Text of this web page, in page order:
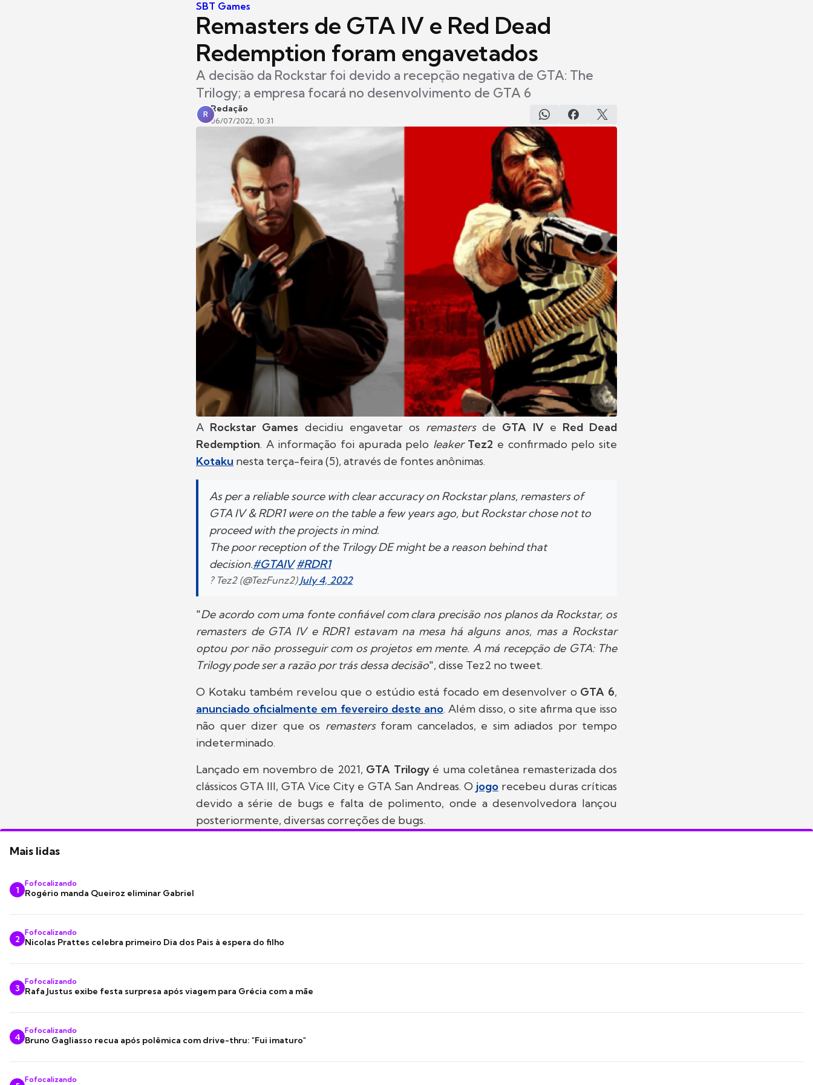
SBT Games
Remasters de GTA IV e Red Dead
Redemption foram engavetados
A decisão da Rockstar foi devido a recepção negativa de GTA: The
Trilogy; a empresa focará no desenvolvimento de GTA 6
R
Redação
06/07/2022, 10:31
A Rockstar Games decidiu engavetar os remastersde GTA IVe Red Dead
Redemption. A informação foi apurada pelo leaker Tez2 e confirmado pelo site
Kotaku nesta terça-feira (5), através de fontes anônimas.
As per a reliable source with clear accuracy on Rockstar plans, remasters of
GTA IV & RDR1 were on the table a few years ago, but Rockstar chose not to
proceed with the projects in mind.
The poor reception of the Trilogy DE might be a reason behind that
decision.#GTAIV #RDR1
? Tez2 (@TezFunz2) July 4, 2022
"De acordo com uma fonte confiável com clara precisão nos planos da Rockstar, os
remasters de GTA IV e RDR1 estavam na mesa há alguns anos, mas a Rockstar
optou por não prosseguir com os projetos em mente. A má recepção de GTA: The
Trilogy pode ser a razão por trás dessa decisão", disse Tez2 no tweet.
O Kotaku também revelou que o estúdio está focado em desenvolver o GTA 6,
anunciado oficialmente em fevereiro deste ano. Além disso, o site afirma que isso
não quer dizer que os remastersforam cancelados, e sim adiados por tempo
indeterminado.
Lançado em novembro de 2021, GTA Trilogyé uma coletânea remasterizada dos
clássicos GTA III, GTA Vice City e GTA San Andreas. O jogorecebeu duras críticas
devido a série de bugs e falta de polimento, onde a desenvolvedora lançou
posteriormente, diversas correções de bugs.
Mais lidas
1
Fofocalizando
Rogério manda Queiroz eliminar Gabriel
2
Fofocalizando
Nicolas Prattes celebra primeiro Dia dos Pais à espera do filho
3
Fofocalizando
Rafa Justus exibe festa surpresa após viagem para Grécia com a mãe
4
Fofocalizando
Bruno Gagliasso recua após polêmica com drive-thru: "Fui imaturo"
Fofocalizando